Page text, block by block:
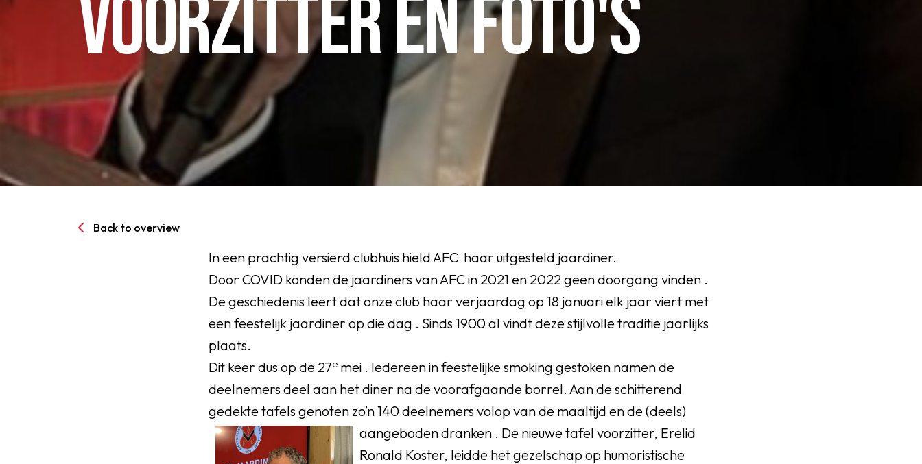
Senioren
Clubinfo
Nieuwsoverzicht
Sponsoring
SPORTPARK GOED GENOEG
LIDMAATSCHAP
VOORZITTER EN FOTO'S
Back to overview
In een prachtig versierd clubhuis hield AFC haar uitgesteld jaardiner.
Door COVID konden de jaardiners van AFC in 2021 en 2022 geen doorgang vinden .
De geschiedenis leert dat onze club haar verjaardag op 18 januari elk jaar viert met
een feestelijk jaardiner op die dag . Sinds 1900 al vindt deze stijlvolle traditie jaarlijks
plaats.
Dit keer dus op de 27e mei . Iedereen in feestelijke smoking gestoken namen de
deelnemers deel aan het diner na de voorafgaande borrel. Aan de schitterend
gedekte tafels genoten zo’n 140 deelnemers volop van de maaltijd en de (deels)
aangeboden dranken . De nieuwe tafel voorzitter, Erelid
Ronald Koster, leidde het gezelschap op humoristische